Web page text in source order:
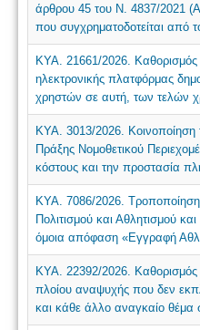
άρθρου 45 του Ν. 4837/2021
που συγχρηματοδοτείται από
ΚΥΑ. 21661/2026. Καθορισμός
ηλεκτρονικής πλατφόρμας
χρηστών σε αυτή, των τελών
ΚΥΑ. 3013/2026.
Πράξης Νομοθετικού
κόστους και την προστασία
ΚΥΑ. 7086/2026.
Πολιτισμού και Αθλητισμού
όμοια απόφαση «Εγγραφή
ΚΥΑ. 22392/2026. Καθορισμός
πλοίου αναψυχής που δεν
και κάθε άλλο αναγκαίο θέμα